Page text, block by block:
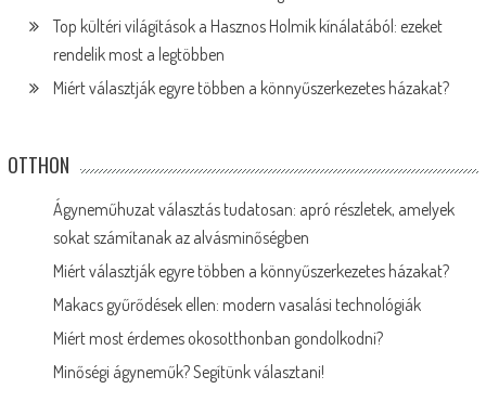
Top kültéri világítások a Hasznos Holmik kínálatából: ezeket
rendelik most a legtöbben
Miért választják egyre többen a könnyűszerkezetes házakat?
OTTHON
Ágyneműhuzat választás tudatosan: apró részletek, amelyek
sokat számítanak az alvásminőségben
Miért választják egyre többen a könnyűszerkezetes házakat?
Makacs gyűrődések ellen: modern vasalási technológiák
Miért most érdemes okosotthonban gondolkodni?
Minőségi ágyneműk? Segítünk választani!